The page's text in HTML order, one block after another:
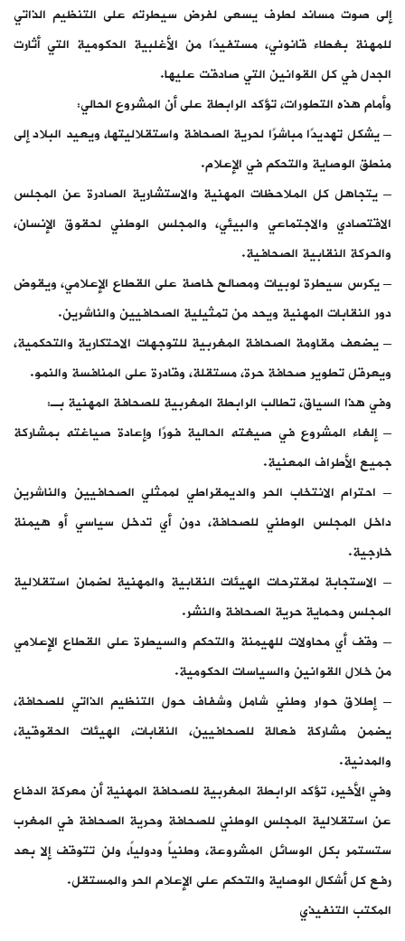
إلى صوت مساند لطرف يسعى لفرض سيطرته على التنظيم الذاتي
للمهنة بغطاء قانوني، مستفيدًا من الأغلبية الحكومية التي أثارت
الجدل في كل القوانين التي صادقت عليها.
وأمام هذه التطورات، تؤكد الرابطة على أن المشروع الحالي:
– يشكل تهديدًا مباشرًا لحرية الصحافة واستقلاليتها، ويعيد البلاد إلى
منطق الوصاية والتحكم في الإعلام.
– يتجاهل كل الملاحظات المهنية والاستشارية الصادرة عن المجلس
الاقتصادي والاجتماعي والبيئي، والمجلس الوطني لحقوق الإنسان،
والحركة النقابية الصحافية.
– يكرس سيطرة لوبيات ومصالح خاصة على القطاع الإعلامي، ويقوض
دور النقابات المهنية ويحد من تمثيلية الصحافيين والناشرين.
– يضعف مقاومة الصحافة المغربية للتوجهات الاحتكارية والتحكمية،
ويعرقل تطوير صحافة حرة، مستقلة، وقادرة على المنافسة والنمو.
وفي هذا السياق، تطالب الرابطة المغربية للصحافة المهنية بـ:
– إلغاء المشروع في صيغته الحالية فورًا وإعادة صياغته بمشاركة
جميع الأطراف المعنية.
– احترام الانتخاب الحر والديمقراطي لممثلي الصحافيين والناشرين
داخل المجلس الوطني للصحافة، دون أي تدخل سياسي أو هيمنة
خارجية.
– الاستجابة لمقترحات الهيئات النقابية والمهنية لضمان استقلالية
المجلس وحماية حرية الصحافة والنشر.
– وقف أي محاولات للهيمنة والتحكم والسيطرة على القطاع الإعلامي
من خلال القوانين والسياسات الحكومية.
– إطلاق حوار وطني شامل وشفاف حول التنظيم الذاتي للصحافة،
يضمن مشاركة فعالة للصحافيين، النقابات، الهيئات الحقوقية،
والمدنية.
وفي الأخير، تؤكد الرابطة المغربية للصحافة المهنية أن معركة الدفاع
عن استقلالية المجلس الوطني للصحافة وحرية الصحافة في المغرب
ستستمر بكل الوسائل المشروعة، وطنياً ودولياً، ولن تتوقف إلا بعد
رفع كل أشكال الوصاية والتحكم على الإعلام الحر والمستقل.
المكتب التنفيذي